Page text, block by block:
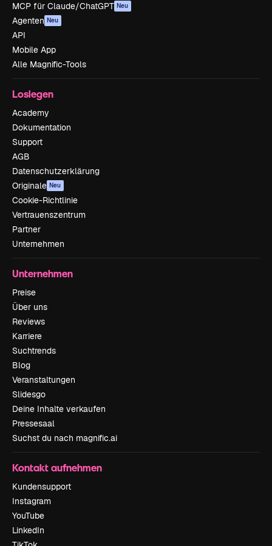
MCP für Claude/ChatGPT Neu
Agenten Neu
API
Mobile App
Alle Magnific-Tools
Loslegen
Academy
Dokumentation
Support
AGB
Datenschutzerklärung
Originale Neu
Cookie-Richtlinie
Vertrauenszentrum
Partner
Unternehmen
Unternehmen
Preise
Über uns
Reviews
Karriere
Suchtrends
Blog
Veranstaltungen
Slidesgo
Deine Inhalte verkaufen
Pressesaal
Suchst du nach magnific.ai
Kontakt aufnehmen
Kundensupport
Instagram
YouTube
LinkedIn